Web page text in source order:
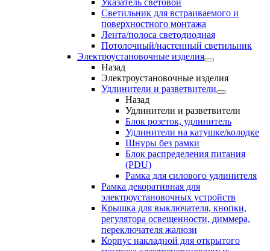
Указатель световой
Светильник для встраиваемого и
поверхностного монтажа
Лента/полоса светодиодная
Потолочный/настенный светильник
Электроустановочные изделия
Назад
Электроустановочные изделия
Удлинители и разветвители
Назад
Удлинители и разветвители
Блок розеток, удлинитель
Удлинители на катушке/колодке
Шнуры без рамки
Блок распределения питания
(PDU)
Рамка для силового удлинителя
Рамка декоративная для
электроустановочных устройств
Крышка для выключателя, кнопки,
регулятора освещенности, диммера,
переключателя жалюзи
Корпус накладной для открытого